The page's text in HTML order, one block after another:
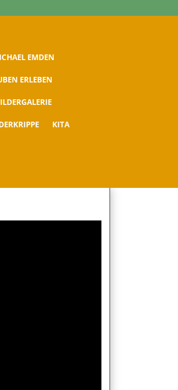
EMDEN
ERLEBEN
KITA